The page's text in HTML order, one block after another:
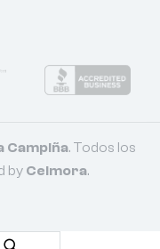
Campiña. Todos los
byCelmora.